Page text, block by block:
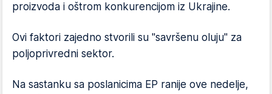
proizvoda i oštrom konkurencijom iz Ukrajine.
Ovi faktori zajedno stvorili su "savršenu oluju" za
poljoprivredni sektor.
Na sastanku sa poslanicima EP ranije ove nedelje,